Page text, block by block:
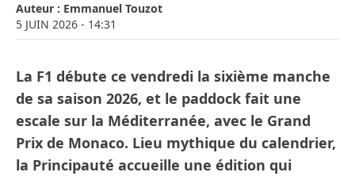
Auteur : Emmanuel Touzot
5 JUIN 2026 - 14:31
La F1 débute ce vendredi la sixième manche
de sa saison 2026, et le paddock fait une
escale sur la Méditerranée, avec le Grand
Prix de Monaco. Lieu mythique du calendrier,
la Principauté accueille une édition qui